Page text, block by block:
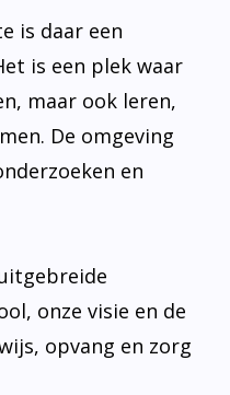
is daar een
is een plek waar
maar ook leren,
De omgeving
en
onze visie en de
opvang en zorg